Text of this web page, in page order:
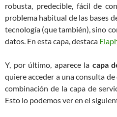
robusta, predecible, fácil de
problema habitual de las bases
tecnología (que también), sino
datos. En esta capa, destaca
Y, por último, aparece la capa
quiere acceder a una consulta
combinación de la capa de
Esto lo podemos ver en el